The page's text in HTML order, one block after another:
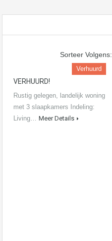
Sorteer Volgens:
Verhuurd
VERHUURD!
Rustig gelegen, landelijk woning
met 3 slaapkamers Indeling:
Living… Meer Details